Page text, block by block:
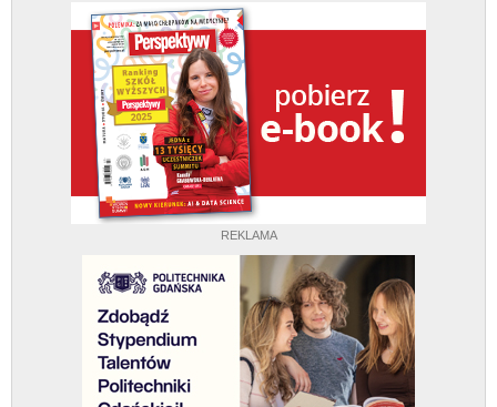
REKLAMA